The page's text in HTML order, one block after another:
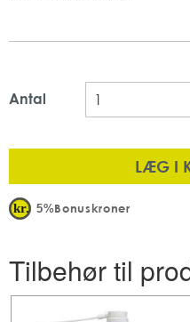
Antal
LÆG I
5%Bonuskroner
Tilbehør til